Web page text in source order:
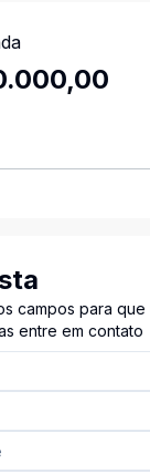
campos para que
entre em contato